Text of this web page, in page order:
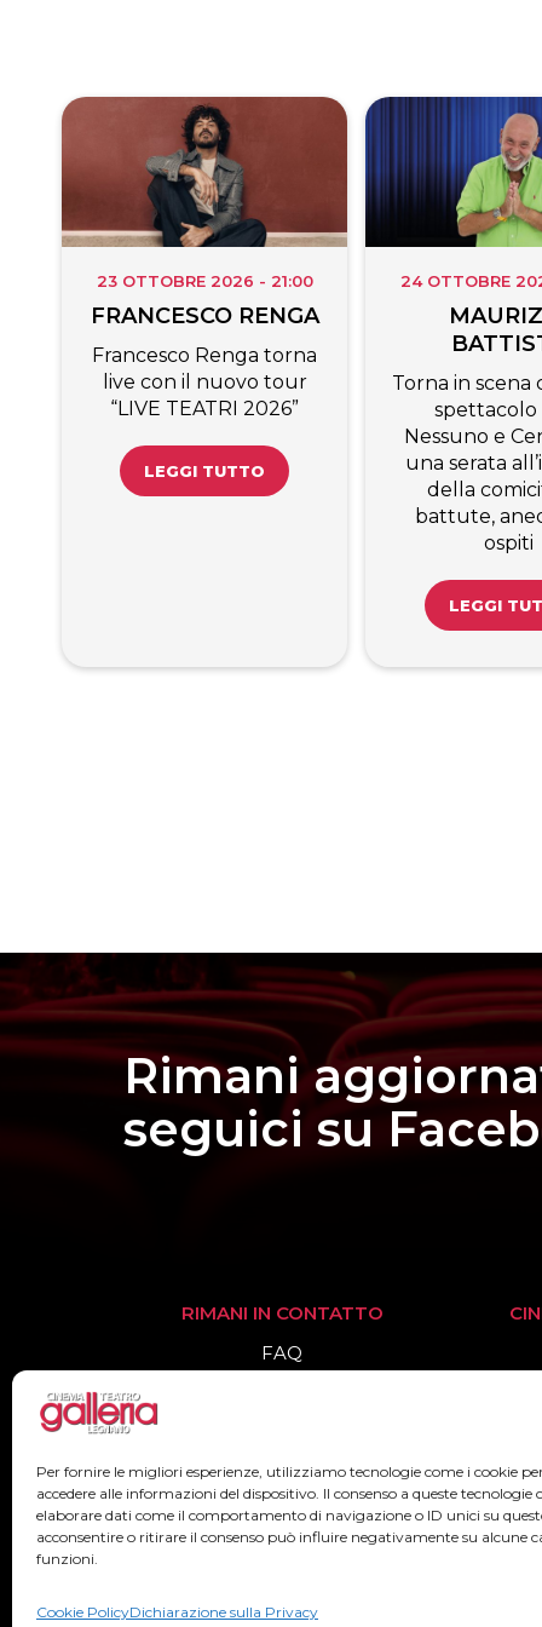
Per fornire le migliori esperienze, utilizziamo tecnologie come i cookie
accedere alle informazioni del dispositivo. Il consenso a queste tecnologie
elaborare dati come il comportamento di navigazione o ID unici su
acconsentire o ritirare il consenso può influire negativamente su alcune
funzioni.
Cookie PolicyDichiarazione sulla Privacy
23 OTTOBRE 2026 - 21:00
FRANCESCO RENGA
Francesco Renga torna
live con il nuovo tour
“LIVE TEATRI 2026”
LEGGI TUTTO
24 OTTOBRE
Torna in scena
spettacolo
Nessuno e
una serata
della
battute,
ospiti
LEGGI
Rimani
seguici su
RIMANI IN CONTATTO
FAQ
2022©